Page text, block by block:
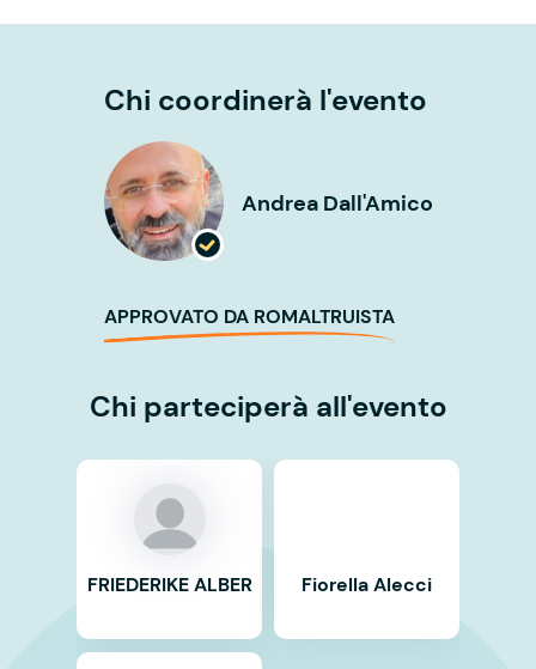
Chi coordinerà l'evento
Andrea Dall'Amico
APPROVATO DA ROMALTRUISTA
Chi parteciperà all'evento
FRIEDERIKE ALBER Fiorella Alecci